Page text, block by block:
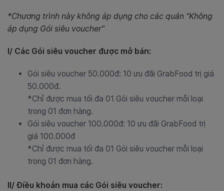
*Chương trình này không áp dụng cho các quán “Không
áp dụng Gói siêu voucher”
I/ Các Gói siêu voucher được mở bán:
Gói siêu voucher 50.000đ: 10 ưu đãi GrabFood trị giá
50.000đ.
*Chỉ được mua tối đa 01 Gói siêu voucher mỗi loại
trong 01 đơn hàng.
Gói siêu voucher 100.000đ: 10 ưu đãi GrabFood trị
giá 100.000đ
*Chỉ được mua tối đa 01 Gói siêu voucher mỗi loại
trong 01 đơn hàng.
II/ Điều khoản mua các Gói siêu voucher: